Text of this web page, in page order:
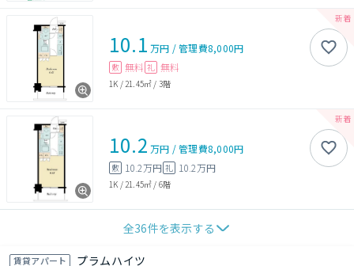
10.1 万円 /管理費8,000円
敷 無料 礼 無料
1K / 21.45㎡ / 3階
10.2 万円 /管理費8,000円
敷 10.2万円 礼 10.2万円
1K / 21.45㎡ / 6階
全36件を表示する
賃貸アパート プラムハイツ